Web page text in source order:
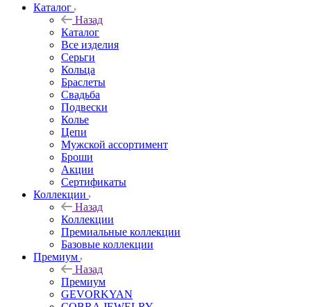
Каталог
Назад
Каталог
Все изделия
Серьги
Кольца
Браслеты
Свадьба
Подвески
Колье
Цепи
Мужской ассортимент
Броши
Акции
Сертификаты
Коллекции
Назад
Коллекции
Премиальные коллекции
Базовые коллекции
Премиум
Назад
Премиум
GEVORKYAN